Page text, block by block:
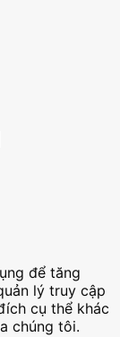
để tăng
lý truy cập
cụ thể khác
chúng tôi.